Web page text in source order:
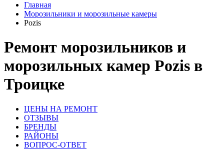
Главная
Морозильники и морозильные камеры
Pozis
Ремонт морозильников и
морозильных камер Pozis в
Троицке
ЦЕНЫ НА РЕМОНТ
ОТЗЫВЫ
БРЕНДЫ
РАЙОНЫ
ВОПРОС-ОТВЕТ